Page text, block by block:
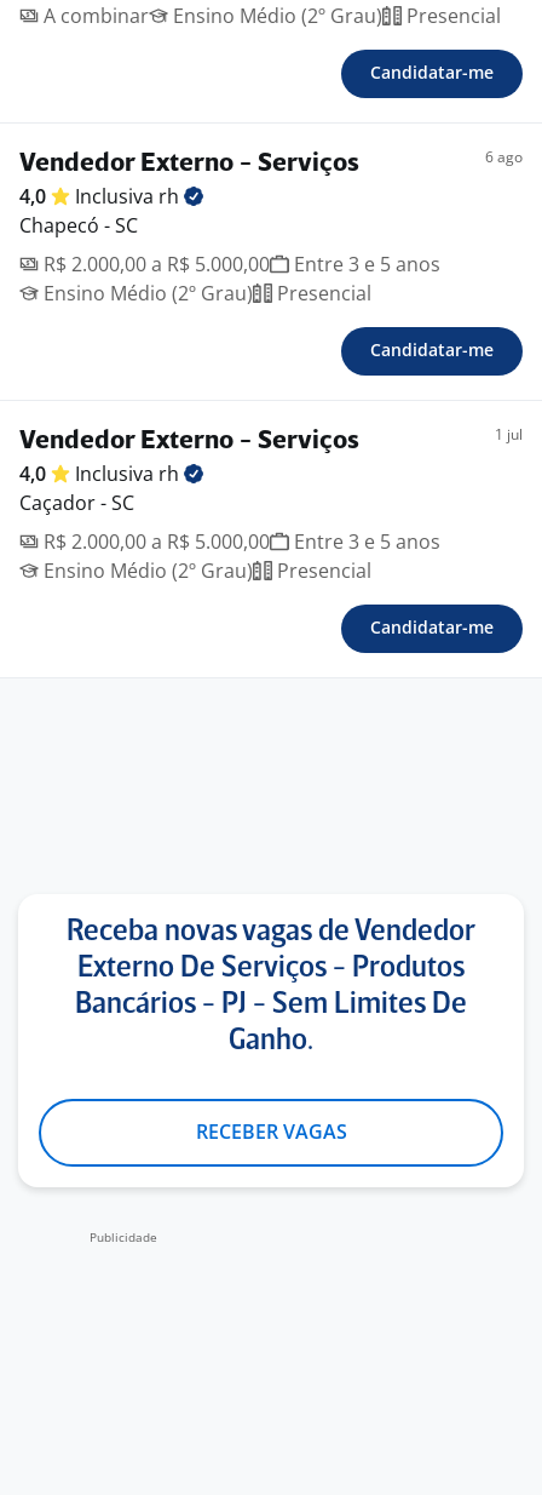
A combinar
Ensino Médio (2º Grau) Presencial
Candidatar-me
Vendedor Externo - Serviços 6 ago
4,0 Inclusiva rh
Chapecó - SC
R$ 2.000,00 a R$ 5.000,00
Entre 3 e 5 anos
Ensino Médio (2º Grau)
Presencial
Candidatar-me
Vendedor Externo - Serviços 1 jul
4,0 Inclusiva rh
Caçador - SC
R$ 2.000,00 a R$ 5.000,00
Entre 3 e 5 anos
Ensino Médio (2º Grau)
Presencial
Candidatar-me
Receba novas vagas de Vendedor
Externo De Serviços - Produtos
Bancários - PJ - Sem Limites De
Ganho.
RECEBER VAGAS